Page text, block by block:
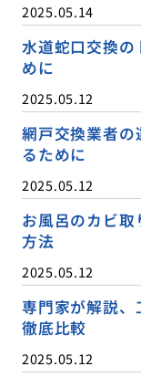
2025.05.14
水道蛇口交換
めに
2025.05.12
網戸交換業者
るために
2025.05.12
お風呂のカビ
方法
2025.05.12
専門家が解説、
徹底比較
2025.05.12